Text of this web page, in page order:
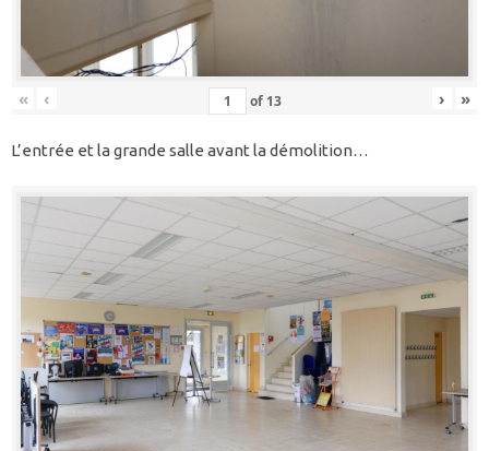
« ‹ of 13 › »
L’entrée et la grande salle avant la démolition…